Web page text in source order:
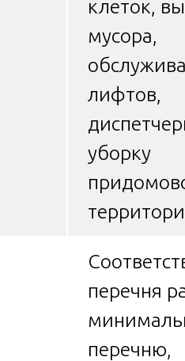
клеток,
мусора,
лифтов,
уборку
перечня
перечню,